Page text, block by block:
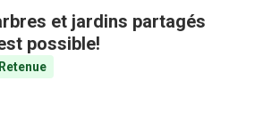
et jardins partagés
possible!
Retenue